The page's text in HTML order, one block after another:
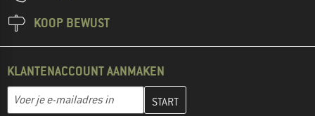
KOOP BEWUST
KLANTENACCOUNT AANMAKEN
Voer je e-mailadres in
Vul je e-mailadres hier in en maak in de volgende stap je